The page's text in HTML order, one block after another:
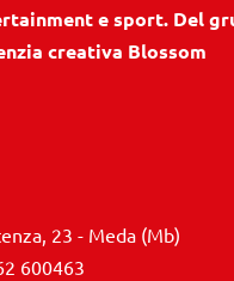
e sport. Del
creativa Blossom
23 - Meda (Mb)
600463